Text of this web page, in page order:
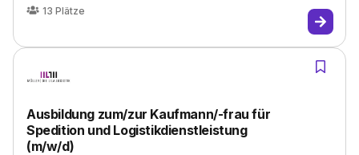
13 Plätze
Ausbildung zum/zur Kaufmann/-frau für
Spedition und Logistikdienstleistung
(m/w/d)